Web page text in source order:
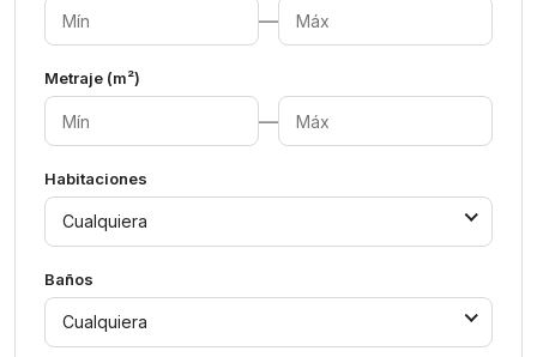
—
Metraje (m²)
—
Habitaciones
Cualquiera
Baños
Cualquiera